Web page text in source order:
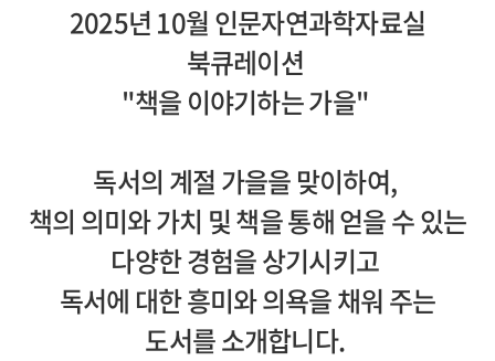
2025년 10월 인문자연과학자료실
북큐레이션
"책을 이야기하는 가을"
독서의 계절 가을을 맞이하여,
책의 의미와 가치 및 책을 통해 얻을 수 있는
다양한 경험을 상기시키고
독서에 대한 흥미와 의욕을 채워 주는
도서를 소개합니다.